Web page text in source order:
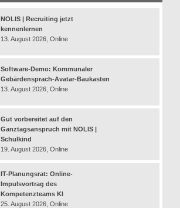
NOLIS | Recruiting jetzt
kennenlernen
13. August 2026, Online
Software-Demo: Kommunaler
Gebärdensprach-Avatar-Baukasten
13. August 2026, Online
Gut vorbereitet auf den
Ganztagsanspruch mit NOLIS |
Schulkind
19. August 2026, Online
IT-Planungsrat: Online-
Impulsvortrag des
Kompetenzteams KI
25. August 2026, Online